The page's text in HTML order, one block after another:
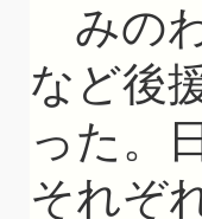
みの
など後
った。
それぞ